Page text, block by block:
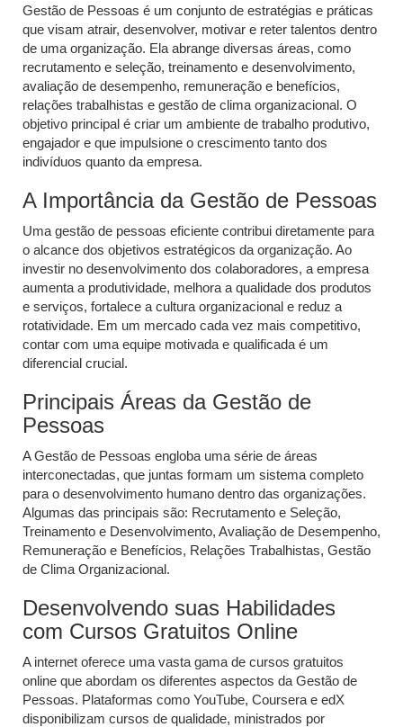
Gestão de Pessoas é um conjunto de estratégias e práticas
que visam atrair, desenvolver, motivar e reter talentos dentro
de uma organização. Ela abrange diversas áreas, como
recrutamento e seleção, treinamento e desenvolvimento,
avaliação de desempenho, remuneração e benefícios,
relações trabalhistas e gestão de clima organizacional. O
objetivo principal é criar um ambiente de trabalho produtivo,
engajador e que impulsione o crescimento tanto dos
indivíduos quanto da empresa.
A Importância da Gestão de Pessoas
Uma gestão de pessoas eficiente contribui diretamente para
o alcance dos objetivos estratégicos da organização. Ao
investir no desenvolvimento dos colaboradores, a empresa
aumenta a produtividade, melhora a qualidade dos produtos
e serviços, fortalece a cultura organizacional e reduz a
rotatividade. Em um mercado cada vez mais competitivo,
contar com uma equipe motivada e qualificada é um
diferencial crucial.
Principais Áreas da Gestão de
Pessoas
A Gestão de Pessoas engloba uma série de áreas
interconectadas, que juntas formam um sistema completo
para o desenvolvimento humano dentro das organizações.
Algumas das principais são: Recrutamento e Seleção,
Treinamento e Desenvolvimento, Avaliação de Desempenho,
Remuneração e Benefícios, Relações Trabalhistas, Gestão
de Clima Organizacional.
Desenvolvendo suas Habilidades
com Cursos Gratuitos Online
A internet oferece uma vasta gama de cursos gratuitos
online que abordam os diferentes aspectos da Gestão de
Pessoas. Plataformas como YouTube, Coursera e edX
disponibilizam cursos de qualidade, ministrados por